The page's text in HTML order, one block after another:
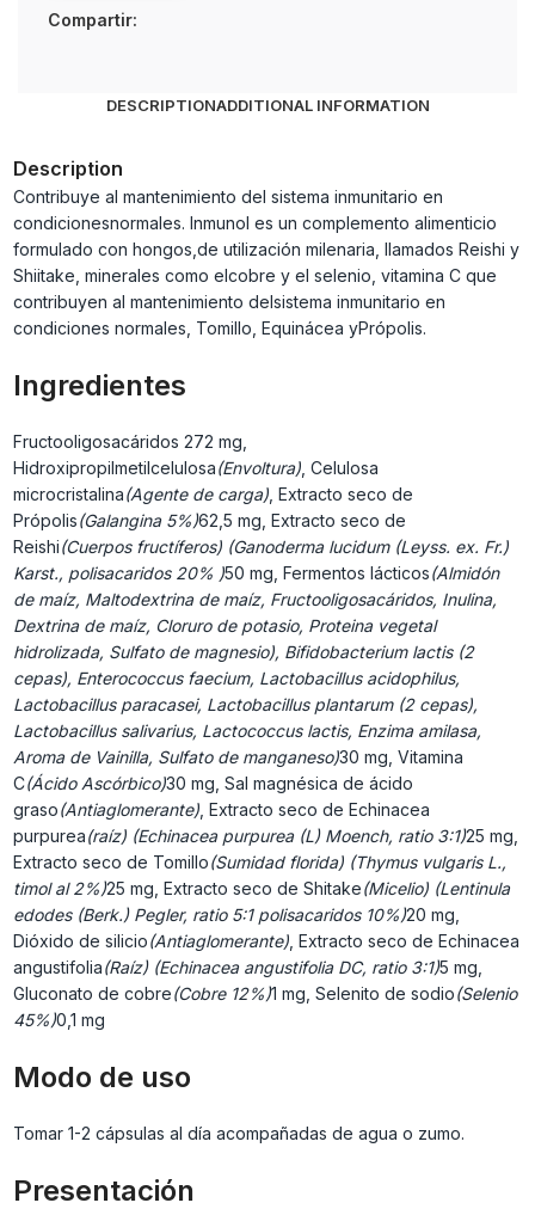
Compartir:
DESCRIPTIONADDITIONAL INFORMATION
Description
Contribuye al mantenimiento del sistema inmunitario en
condicionesnormales. Inmunol es un complemento alimenticio
formulado con hongos,de utilización milenaria, llamados Reishi y
Shiitake, minerales como elcobre y el selenio, vitamina C que
contribuyen al mantenimiento delsistema inmunitario en
condiciones normales, Tomillo, Equinácea yPrópolis.
Ingredientes
Fructooligosacáridos 272 mg,
Hidroxipropilmetilcelulosa(Envoltura), Celulosa
microcristalina(Agente de carga), Extracto seco de
Própolis(Galangina 5%)62,5 mg, Extracto seco de
Reishi(Cuerpos fructíferos) (Ganoderma lucidum (Leyss. ex. Fr.)
Karst., polisacaridos 20% )50 mg, Fermentos lácticos(Almidón
de maíz, Maltodextrina de maíz, Fructooligosacáridos, Inulina,
Dextrina de maíz, Cloruro de potasio, Proteina vegetal
hidrolizada, Sulfato de magnesio), Bifidobacterium lactis (2
cepas), Enterococcus faecium, Lactobacillus acidophilus,
Lactobacillus paracasei, Lactobacillus plantarum (2 cepas),
Lactobacillus salivarius, Lactococcus lactis, Enzima amilasa,
Aroma de Vainilla, Sulfato de manganeso)30 mg, Vitamina
C(Ácido Ascórbico)30 mg, Sal magnésica de ácido
graso(Antiaglomerante), Extracto seco de Echinacea
purpurea(raíz) (Echinacea purpurea (L) Moench, ratio 3:1)25 mg,
Extracto seco de Tomillo(Sumidad florida) (Thymus vulgaris L.,
timol al 2%)25 mg, Extracto seco de Shitake(Micelio) (Lentinula
edodes (Berk.) Pegler, ratio 5:1 polisacaridos 10%)20 mg,
Dióxido de silicio(Antiaglomerante), Extracto seco de Echinacea
angustifolia(Raíz) (Echinacea angustifolia DC, ratio 3:1)5 mg,
Gluconato de cobre(Cobre 12%)1 mg, Selenito de sodio(Selenio
45%)0,1 mg
Modo de uso
Tomar 1-2 cápsulas al día acompañadas de agua o zumo.
Presentación